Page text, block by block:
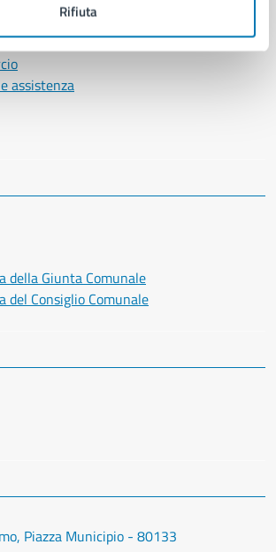
Rifiuta
pubblica
assistenza
della Giunta Comunale
del Consiglio Comunale
Piazza Municipio - 80133